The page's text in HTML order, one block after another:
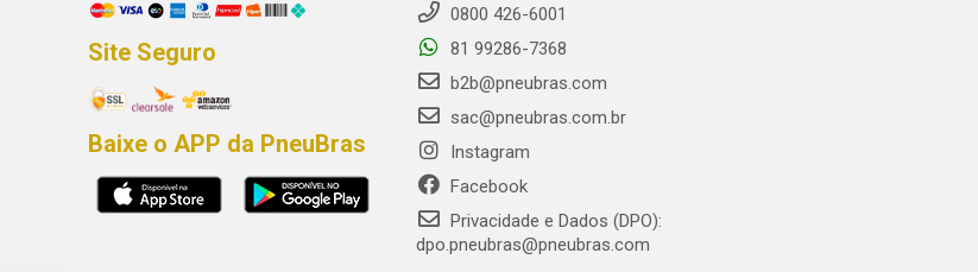
Site Seguro
Baixe o APP da PneuBras
0800 426-6001
81 99286-7368
b2b@pneubras.com
sac@pneubras.com.br
Instagram
Facebook
Privacidade e Dados (DPO):
dpo.pneubras@pneubras.com